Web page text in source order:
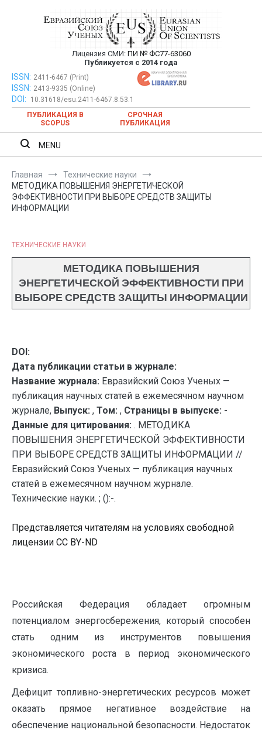
Евразийский Союз Ученых —
публикация научных статей в
ежемесячном научном журнале
Лицензия СМИ: ПИ № ФС77-63060
Публикуется с 2014 года
Евразийский Союз Ученых — публикация научных статей в
ежемесячном научном журнале
ISSN: 2411-6467 (Print)
ISSN: 2413-9335 (Online)
DOI:
10.31618/esu.2411-6467.8.53.1
ПУБЛИКАЦИЯ В
SCOPUS
СРОЧНАЯ
ПУБЛИКАЦИЯ
MENU
Главная
Технические науки
МЕТОДИКА ПОВЫШЕНИЯ ЭНЕРГЕТИЧЕСКОЙ
ЭФФЕКТИВНОСТИ ПРИ ВЫБОРЕ СРЕДСТВ ЗАЩИТЫ
ИНФОРМАЦИИ
ТЕХНИЧЕСКИЕ НАУКИ
МЕТОДИКА ПОВЫШЕНИЯ
ЭНЕРГЕТИЧЕСКОЙ ЭФФЕКТИВНОСТИ ПРИ
ВЫБОРЕ СРЕДСТВ ЗАЩИТЫ ИНФОРМАЦИИ
DOI:
Дата публикации статьи в журнале:
Название журнала: Евразийский Союз Ученых —
публикация научных статей в ежемесячном научном
журнале, Выпуск: , Том: , Страницы в выпуске: -
Данные для цитирования: . МЕТОДИКА
ПОВЫШЕНИЯ ЭНЕРГЕТИЧЕСКОЙ ЭФФЕКТИВНОСТИ
ПРИ ВЫБОРЕ СРЕДСТВ ЗАЩИТЫ ИНФОРМАЦИИ //
Евразийский Союз Ученых — публикация научных
статей в ежемесячном научном журнале.
Технические науки. ; ():-.
Представляется читателям на условиях свободной
лицензии CC BY-ND
Российская Федерация обладает огромным
потенциалом энергосбережения, который способен
стать одним из инструментов повышения
экономического роста в период экономического
кризиса.
Дефицит топливно-энергетических ресурсов может
оказать прямое негативное воздействие на
обеспечение национальной безопасности. Недостаток